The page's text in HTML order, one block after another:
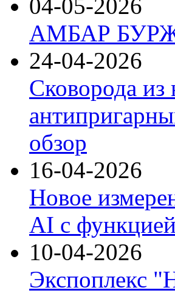
04-05-2026
АМБАР
24-04-2026
Сковорода
обзор
16-04-2026
Новое
AI с
10-04-2026
Экспоплекс